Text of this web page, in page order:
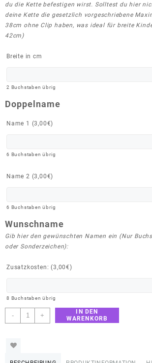
du die Kette befestigen wirst. Solltest du hier
deine Kette die gesetzlich vorgeschriebene
38cm ohne Clip haben, was ideal für breite
42cm)
Breite in cm
2 Buchstaben übrig
Doppelname
Name 1 (3,00€)
6 Buchstaben übrig
Name 2 (3,00€)
6 Buchstaben übrig
Wunschname
Gib hier den gewünschten Namen ein (Nur
oder Sonderzeichen):
Zusatzkosten: (3,00€)
8 Buchstaben übrig
-
Kinderwagenkette
Schildkröte
+
IN DEN
WARENKORB